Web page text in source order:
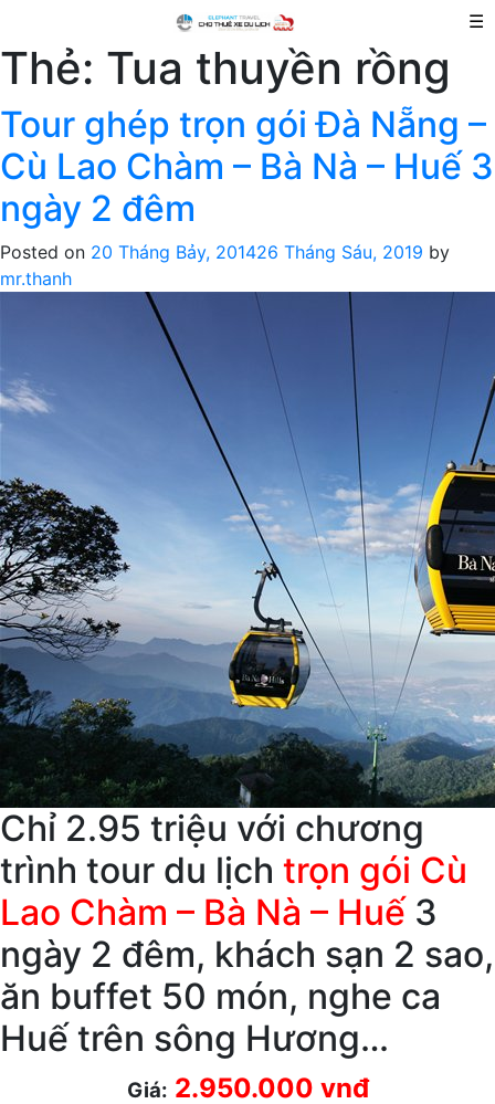
☰
Thẻ: Tua thuyền rồng
Tour ghép trọn gói Đà Nẵng –
Cù Lao Chàm – Bà Nà – Huế 3
ngày 2 đêm
Posted on 20 Tháng Bảy, 201426 Tháng Sáu, 2019 by
mr.thanh
Chỉ 2.95 triệu với chương
trình tour du lịch trọn gói Cù
Lao Chàm – Bà Nà – Huế3
ngày 2 đêm, khách sạn 2 sao,
ăn buffet 50 món, nghe ca
Huế trên sông Hương…
Giá: 2.950.000 vnđ